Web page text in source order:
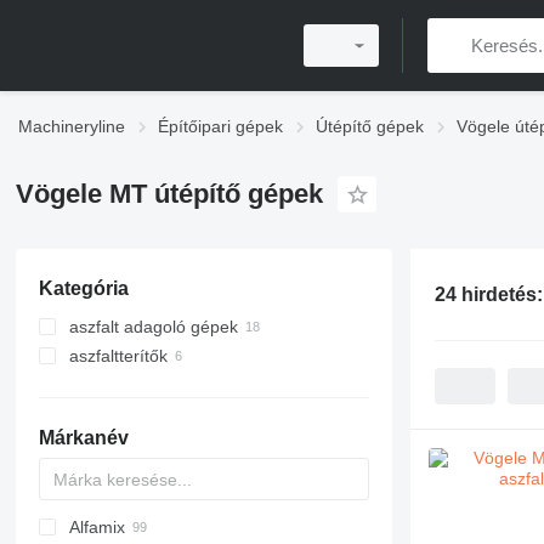
Machineryline Építőipari gépek Útépítő gépek Vögele
Vögele MT útépítő gépek
Kategória
aszfalt adagoló gépek
aszfaltterítők
Márkanév
Titan
Alfamix
24 hirdetés: